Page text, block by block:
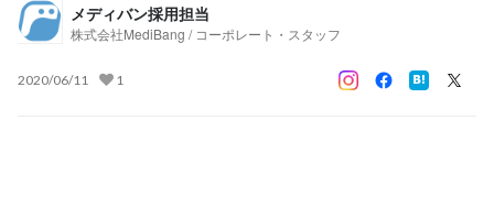
メディバン採用担当
株式会社MediBang / コーポレート・スタッフ
2020/06/11 1